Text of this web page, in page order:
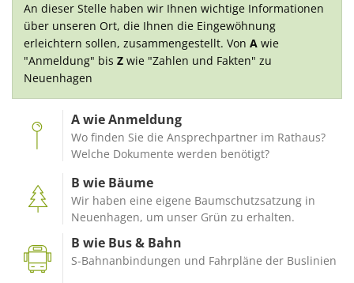
An dieser Stelle haben wir Ihnen wichtige Informationen
über unseren Ort, die Ihnen die Eingewöhnung
erleichtern sollen, zusammengestellt. Von A wie
"Anmeldung" bis Z wie "Zahlen und Fakten" zu
Neuenhagen
A wie Anmeldung
Wo finden Sie die Ansprechpartner im Rathaus?
Welche Dokumente werden benötigt?
B wie Bäume
Wir haben eine eigene Baumschutzsatzung in
Neuenhagen, um unser Grün zu erhalten.
B wie Bus & Bahn
S-Bahnanbindungen und Fahrpläne der Buslinien